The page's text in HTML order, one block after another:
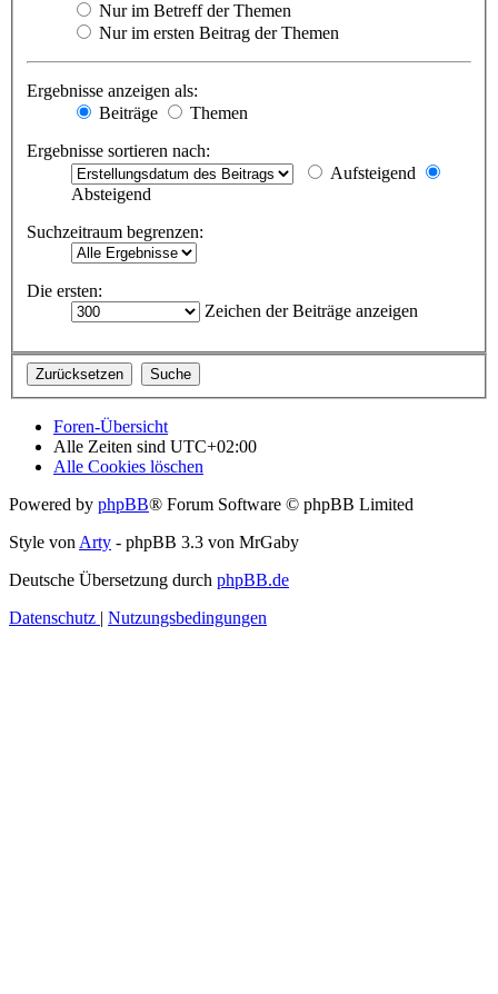
Nur im Betreff der Themen
Nur im ersten Beitrag der Themen
Ergebnisse anzeigen als:
Beiträge
Themen
Ergebnisse sortieren nach:
Aufsteigend
Absteigend
Suchzeitraum begrenzen:
Die ersten:
Zeichen der Beiträge anzeigen
Foren-Übersicht
Alle Zeiten sind UTC+02:00
Alle Cookies löschen
Powered by phpBB® Forum Software © phpBB Limited
Style von Arty - phpBB 3.3 von MrGaby
Deutsche Übersetzung durch phpBB.de
Datenschutz | Nutzungsbedingungen